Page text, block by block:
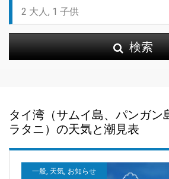
検索
タイ湾（サムイ島、パンガン
ラタニ）の天気と潮見表
一般, 天気, お知らせ